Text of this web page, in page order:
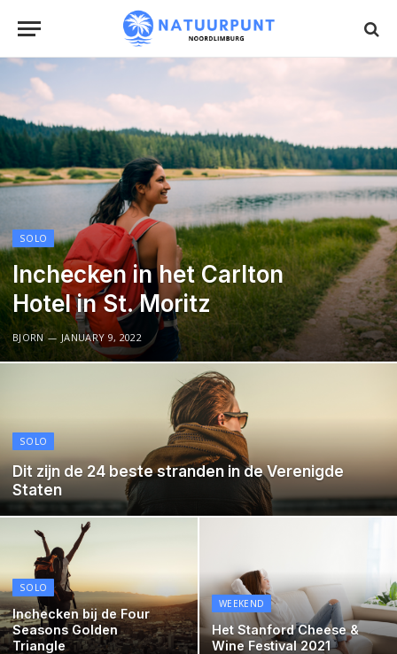
SOLO
Inchecken in het Carlton
Hotel in St. Moritz
BJORN JANUARY 9, 2022
SOLO
Dit zijn de 24 beste stranden in de Verenigde
Staten
SOLO
Inchecken bij de Four
Seasons Golden
Triangle
WEEKEND
Het Stanford Cheese &
Wine Festival 2021